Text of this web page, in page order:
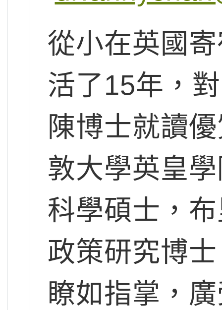
從小在英國
活了15年，
陳博士就讀
敦大學英皇
科學碩士，
政策研究博
瞭如指掌，